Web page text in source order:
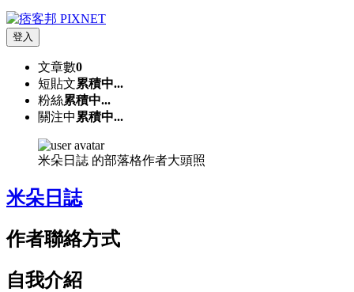
登入
文章數0
短貼文累積中...
粉絲累積中...
關注中 累積中...
米朵日誌 的部落格作者大頭照
米朵日誌
作者聯絡方式
自我介紹